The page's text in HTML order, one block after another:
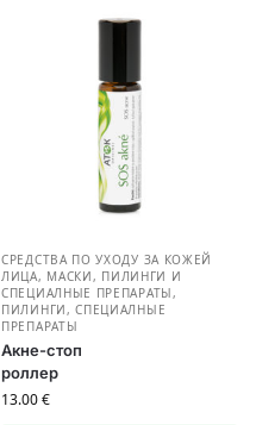
СРЕДСТВА ПО УХОДУ ЗА КОЖЕЙ
ЛИЦА, МАСКИ, ПИЛИНГИ И
СПЕЦИАЛНЫЕ ПРЕПАРАТЫ,
ПИЛИНГИ, СПЕЦИАЛНЫЕ
ПРЕПАРАТЫ
Акне-стоп
роллер
13.00€